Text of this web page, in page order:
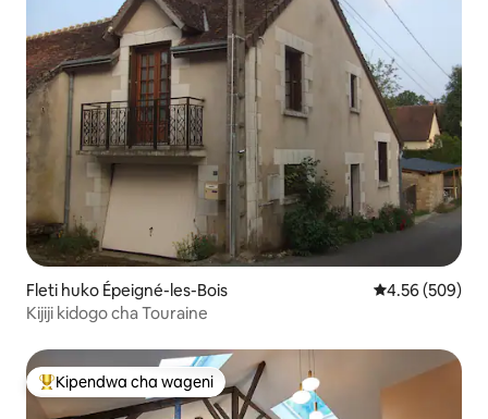
Fleti huko Épeigné-les-Bois Ukadiriaji wa
4.56 (509)
Kijiji kidogo cha Touraine
Kipendwa maarufu cha wageni
Kipendwa cha wageni